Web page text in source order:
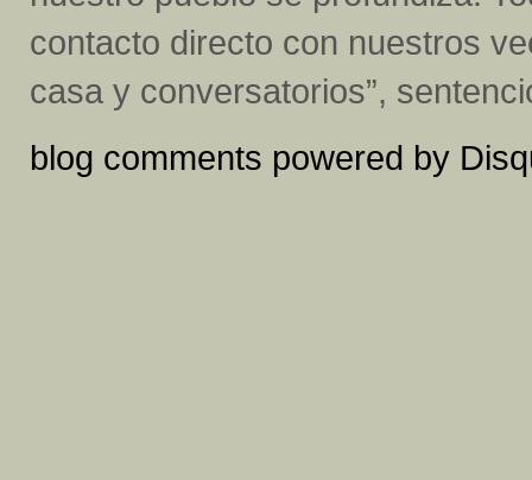
contacto directo con nuestros
casa y conversatorios”,
blog comments powered by